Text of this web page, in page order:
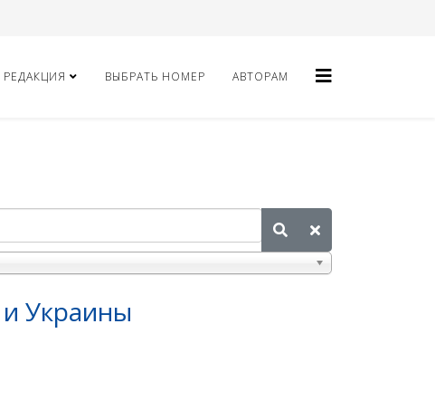
РЕДАКЦИЯ ВЫБРАТЬ НОМЕР АВТОРАМ
Украины